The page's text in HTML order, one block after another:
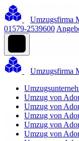
Umzugsfirma
01579-2539600
Umzugsfirma
Umzug von
Umzug von
Umzug von
Umzug von
Umzug von